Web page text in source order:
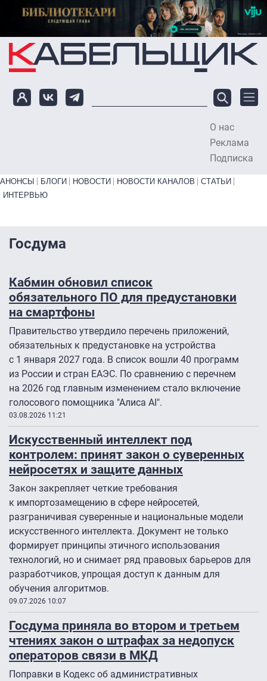
Перейти к основному содержанию
О нас
Реклама
Подписка
Primary links bottom
АНОНСЫ БЛОГИ НОВОСТИ НОВОСТИ КАНАЛОВ
СТАТЬИ
ИНТЕРВЬЮ
Госдума
Кабмин обновил список
обязательного ПО для предустановки
на смартфоны
Правительство утвердило перечень приложений,
обязательных к предустановке на устройства
с 1 января 2027 года. В список вошли 40 программ
из России и стран ЕАЭС. По сравнению с перечнем
на 2026 год главным изменением стало включение
голосового помощника "Алиса AI".
03.08.2026 11:21
Искусственный интеллект под
контролем: принят закон о суверенных
нейросетях и защите данных
Закон закрепляет четкие требования
к импортозамещению в сфере нейросетей,
разграничивая суверенные и национальные модели
искусственного интеллекта. Документ не только
формирует принципы этичного использования
технологий, но и снимает ряд правовых барьеров для
разработчиков, упрощая доступ к данным для
обучения алгоритмов.
09.07.2026 10:07
Госдума приняла во втором и третьем
чтениях закон о штрафах за недопуск
операторов связи в МКД
Поправки в Кодекс об административных